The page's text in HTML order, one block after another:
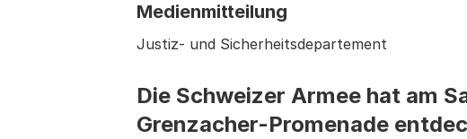
Medienmitteilung
Justiz- und Sicherheitsdepartement
Die Schweizer Armee hat am
Grenzacher-Promenade